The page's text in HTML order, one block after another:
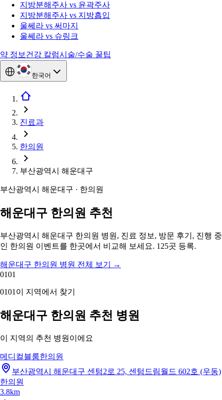
지방분해주사 vs 윤곽주사
지방분해주사 vs 지방흡입
울쎄라 vs 써마지
울쎄라 vs 슈링크
약 정보 건강 칼럼시술/수술 꿀팁
한국어
진료과
한의원
부산광역시 해운대구
부산광역시 해운대구 · 한의원
해운대구 한의원 추천
부산광역시 해운대구 한의원 병원, 진료 정보, 방문 후기, 진행 중
인 한의원 이벤트를 한곳에서 비교해 보세요. 125곳 등록.
해운대구 한의원 병원 전체 보기
→
0101
0101 이 지역에서 찾기
해운대구 한의원 추천 병원
이 지역의 추천 병원이에요
메디컬블룸한의원
부산광역시 해운대구 센텀2로 25, 센텀드림월드 602호 (우동)
한의원
3.8km